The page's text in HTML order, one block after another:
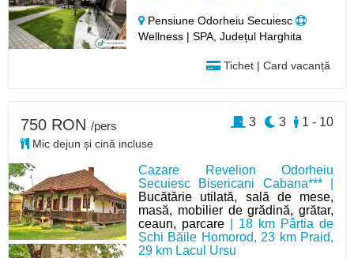
Pensiune Odorheiu Secuiesc
Wellness | SPA, Județul Harghita
Tichet | Card vacanță
Cazare Revelion Odorheiu
Secuiesc Bisericani Cabana*** |
Bucătărie utilată, sală de mese,
masă, mobilier de grădină, grătar,
ceaun, parcare | 18 km Pârtia de
Schi Băile Homorod, 23 km Praid,
29 km Lacul Ursu
750 RON /pers
Mic dejun și cină incluse
1 - 10
3
3